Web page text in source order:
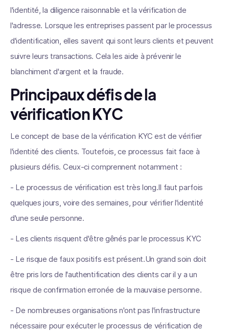
l'identité, la diligence raisonnable et la vérification de
l'adresse. Lorsque les entreprises passent par le processus
d'identification, elles savent qui sont leurs clients et peuvent
suivre leurs transactions. Cela les aide à prévenir le
blanchiment d'argent et la fraude.
Principaux défis de la
vérification KYC
Le concept de base de la vérification KYC est de vérifier
l'identité des clients. Toutefois, ce processus fait face à
plusieurs défis. Ceux-ci comprennent notamment :
- Le processus de vérification est très long.Il faut parfois
quelques jours, voire des semaines, pour vérifier l'identité
d'une seule personne.
- Les clients risquent d'être gênés par le processus KYC
- Le risque de faux positifs est présent.Un grand soin doit
être pris lors de l'authentification des clients car il y a un
risque de confirmation erronée de la mauvaise personne.
- De nombreuses organisations n'ont pas l'infrastructure
nécessaire pour exécuter le processus de vérification de